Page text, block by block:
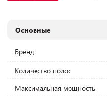
Основные
Бренд
Количество полос
Максимальная мощность